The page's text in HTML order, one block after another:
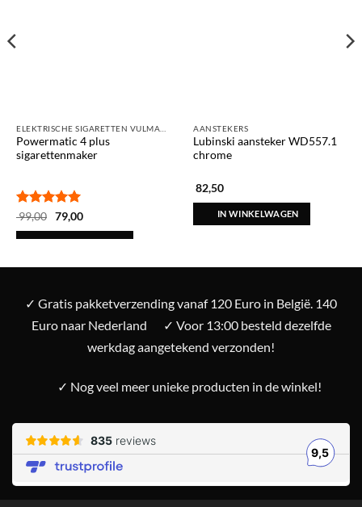
Powermatic 4 plus
sigarettenmaker
Gewaardeerd
5uit 5
99,00
Oorspronkelijke
prijs
was:
79,00Huidige
is:
IN WINKELWAGEN
AANSTEKERS
Lubinski aansteker WD557.1
chrome
82,50
IN WINKELWAGEN
✓ Gratis pakketverzending vanaf 120 Euro in België. 140
Euro naar Nederland
✓ Voor 13:00 besteld dezelfde
werkdag aangetekend verzonden!
✓ Nog veel meer unieke producten in de winkel!